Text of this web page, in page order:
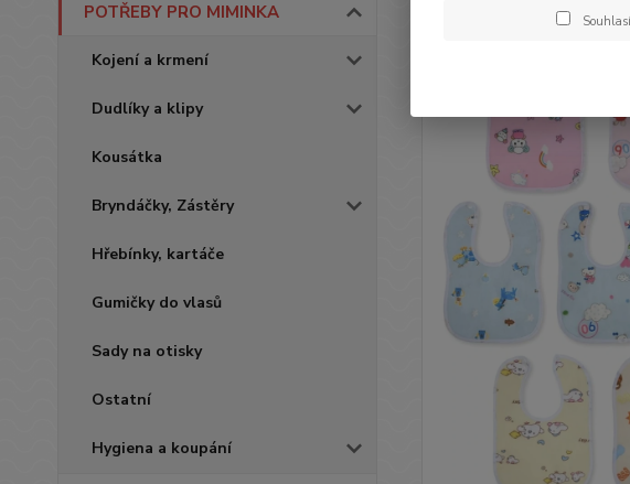
POTŘEBY PRO MIMINKA
Kojení a krmení
Dudlíky a klipy
Kousátka
Bryndáčky, Zástěry
Hřebínky, kartáče
Gumičky do vlasů
Sady na otisky
Ostatní
Hygiena a koupání